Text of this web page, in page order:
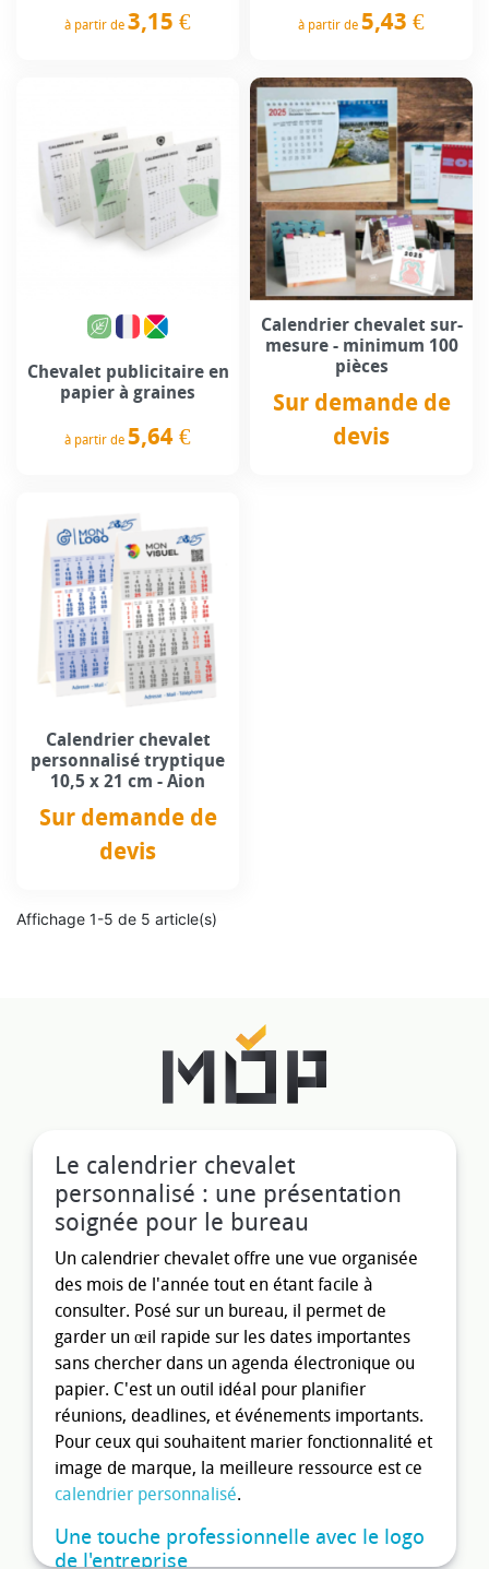
Le calendrier chevalet
personnalisé : une présentation
soignée pour le bureau
Un calendrier chevalet offre une vue organisée
des mois de l'année tout en étant facile à
consulter. Posé sur un bureau, il permet de
garder un œil rapide sur les dates importantes
sans chercher dans un agenda électronique ou
papier. C'est un outil idéal pour planifier
réunions, deadlines, et événements importants.
Pour ceux qui souhaitent marier fonctionnalité et
image de marque, la meilleure ressource est ce
calendrier personnalisé.
Une touche professionnelle avec le logo
de l'entreprise
à partir de 3,15 € à partir de 5,43 €
Chevalet publicitaire en
papier à graines
à partir de 5,64 €
Calendrier chevalet sur-
mesure - minimum 100
pièces
Sur demande de
devis
Calendrier chevalet
personnalisé tryptique
10,5 x 21 cm - Aion
Sur demande de
devis
Affichage 1-5 de 5 article(s)